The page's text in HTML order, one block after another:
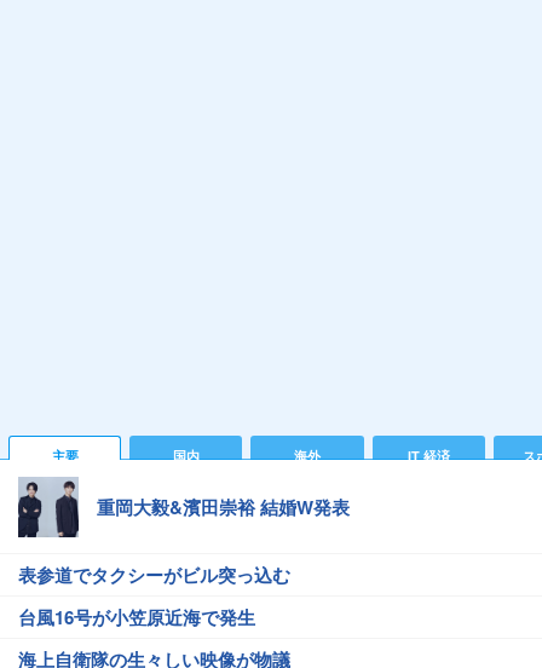
主要 国内 海外 IT 経済 ス
重岡大毅&濱田崇裕 結婚W発表
表参道でタクシーがビル突っ込む
台風16号が小笠原近海で発生
海上自衛隊の生々しい映像が物議